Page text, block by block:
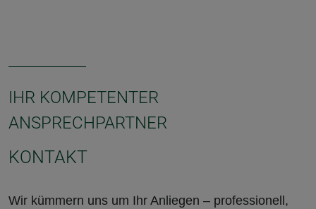
IHR KOMPETENTER
ANSPRECHPARTNER
KONTAKT
Wir kümmern uns um Ihr Anliegen – professionell,